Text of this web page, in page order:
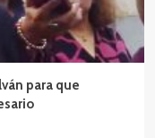
para que